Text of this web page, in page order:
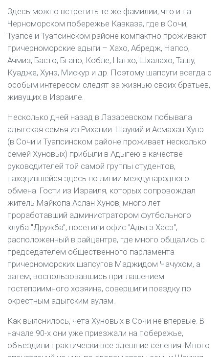
Здесь можно встретить те же фамилии, что и на
Черноморском побережье Кавказа, где в Сочи,
Туапсе и Туапсинском районе компактно проживают
причерноморские адыги – Хахо, Абредж, Напсо,
Ачмиз, Басто, Бгано, Кобле, Натхо, Шхалахо, Ташу,
Куадже, Хунэ, Мискур и др. Поэтому шапсуги всегда с
особым интересом следят за жизнью своих братьев,
живущих в Израиле.
Несколько дней назад в Лазаревском побывала
адыгская семья из Рихании. Шаукий и Асмахан Хунэ
(в Сочи и Туапсинском районе проживает несколько
семей Хуновых) прибыли в Адыгею в качестве
руководителей той самой группы студентов,
находившейся здесь по линии международного
обмена. Гости из Израиля, которых сопровождал
житель Майкопа Аслан Хунов, много лет
проработавший администратором футбольного
клуба "Дружба", посетили офис "Адыгэ Хасэ",
расположенный в райцентре, где много общались с
председателем общественного парламента
причерноморских шапсугов Маджидом Чачухом, а
затем, воспользовавшись приглашением
гостеприимного хозяина, совершили поездку по
окрестным адыгским аулам.
Как выяснилось, чета Хуновых в Сочи не впервые. В
начале 90-х они уже приезжали на побережье,
объездили практически все здешние селения. Много